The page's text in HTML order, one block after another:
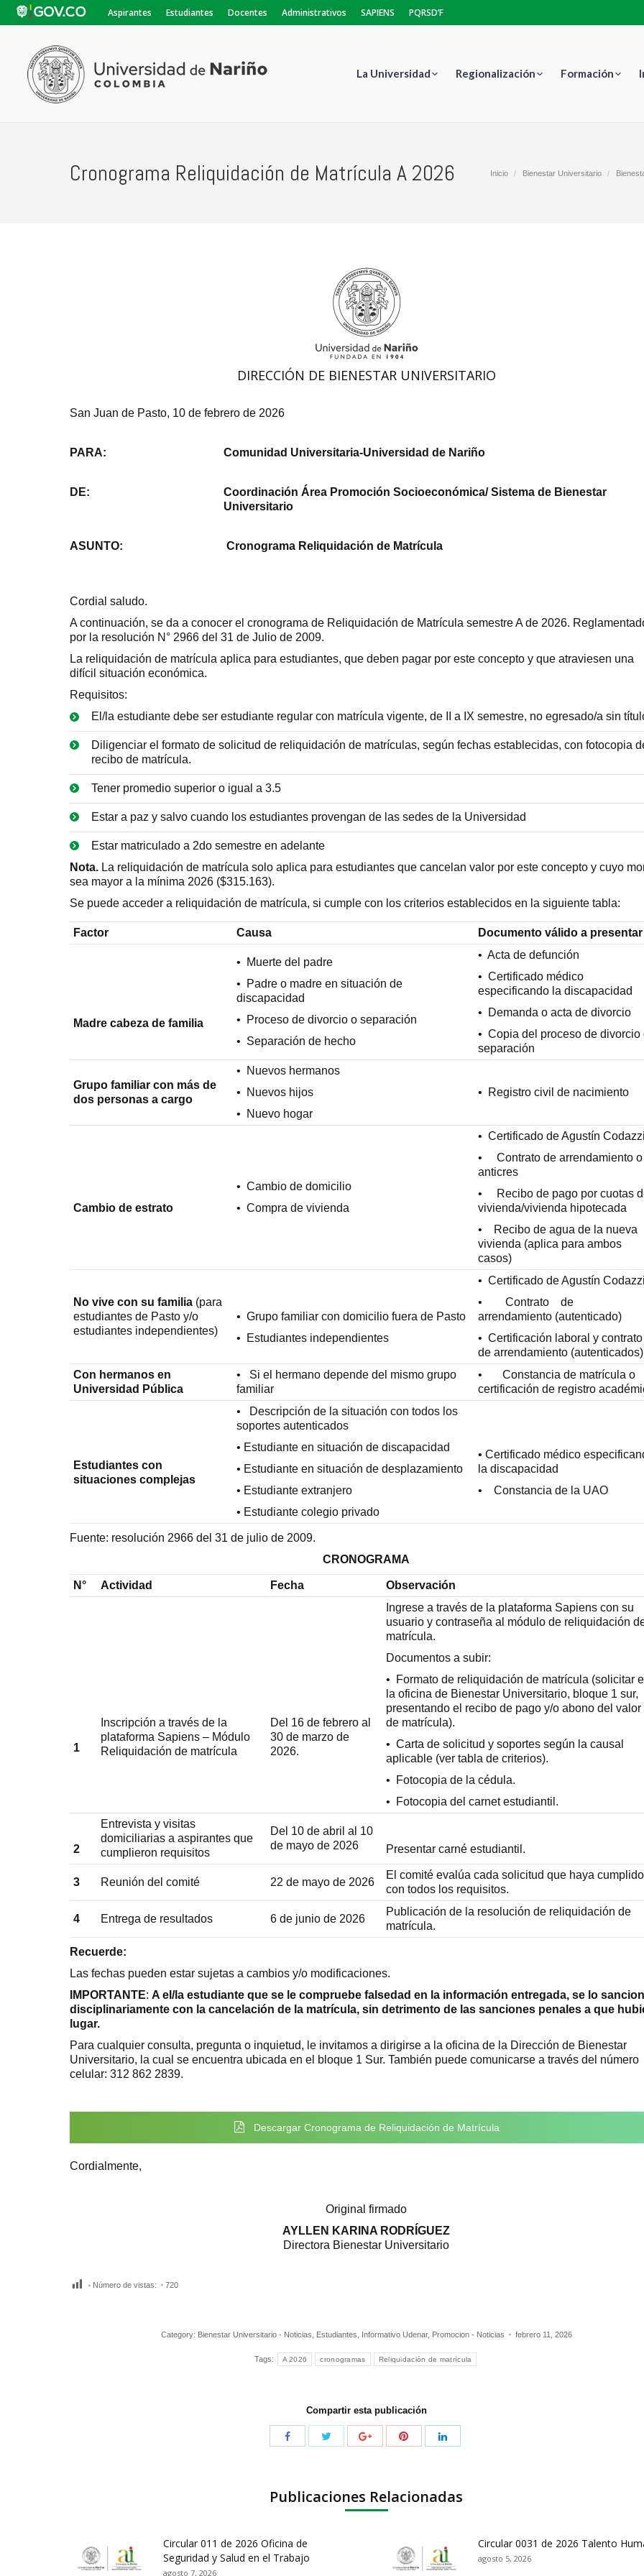
Aspirantes Estudiantes Docentes Administrativos SAPIENS PQRSD’F
La Universidad Regionalización Formación
Cronograma Reliquidación de Matrícula A 2026 Estás aquí:
Inicio Bienestar Universitario
DIRECCIÓN DE BIENESTAR UNIVERSITARIO
San Juan de Pasto, 10 de febrero de 2026
PARA: Comunidad Universitaria-Universidad de Nariño
DE:
Coordinación Área Promoción Socioeconómica/ Sistema de Bienestar
Universitario
ASUNTO: Cronograma Reliquidación de Matrícula
Cordial saludo.
A continuación, se da a conocer el cronograma de Reliquidación de Matrícula semestre A de 2026.
por la resolución N° 2966 del 31 de Julio de 2009.
La reliquidación de matrícula aplica para estudiantes, que deben pagar por este concepto y que atraviesen una
difícil situación económica.
Requisitos:
El/la estudiante debe ser estudiante regular con matrícula vigente, de II a IX semestre, no egresado/a sin
Diligenciar el formato de solicitud de reliquidación de matrículas, según fechas establecidas, con fotocopia
recibo de matrícula.
Tener promedio superior o igual a 3.5
Estar a paz y salvo cuando los estudiantes provengan de las sedes de la Universidad
Estar matriculado a 2do semestre en adelante
Nota. La reliquidación de matrícula solo aplica para estudiantes que cancelan valor por este concepto y cuyo
sea mayor a la mínima 2026 ($315.163).
Se puede acceder a reliquidación de matrícula, si cumple con los criterios establecidos en la siguiente tabla:
Factor Causa Documento válido a presentar
Madre cabeza de familia
• Muerte del padre
• Padre o madre en situación de
discapacidad
• Proceso de divorcio o separación
• Separación de hecho
• Acta de defunción
• Certificado médico
especificando la discapacidad
• Demanda o acta de divorcio
• Copia del proceso de divorcio
separación
Grupo familiar con más de
dos personas a cargo
• Nuevos hermanos
• Nuevos hijos
• Nuevo hogar
• Registro civil de nacimiento
Cambio de estrato
• Cambio de domicilio
• Compra de vivienda
• Certificado de Agustín
• Contrato de arrendamiento o
anticres
• Recibo de pago por cuotas
vivienda/vivienda hipotecada
• Recibo de agua de la nueva
vivienda (aplica para ambos
casos)
No vive con su familia (para
estudiantes de Pasto y/o
estudiantes independientes)
• Grupo familiar con domicilio fuera de Pasto
• Estudiantes independientes
• Certificado de Agustín
• Contrato de
arrendamiento (autenticado)
• Certificación laboral y contrato
de arrendamiento (autenticados)
Con hermanos en
Universidad Pública
• Si el hermano depende del mismo grupo
familiar
• Constancia de matrícula o
certificación de registro
Estudiantes con
situaciones complejas
• Descripción de la situación con todos los
soportes autenticados
• Estudiante en situación de discapacidad
• Estudiante en situación de desplazamiento
• Estudiante extranjero
• Estudiante colegio privado
• Certificado médico
la discapacidad
• Constancia de la UAO
Fuente: resolución 2966 del 31 de julio de 2009.
CRONOGRAMA
N° Actividad Fecha Observación
1
Inscripción a través de la
plataforma Sapiens – Módulo
Reliquidación de matrícula
Del 16 de febrero al
30 de marzo de
2026.
Ingrese a través de la plataforma Sapiens con su
usuario y contraseña al módulo de reliquidación
matrícula.
Documentos a subir:
• Formato de reliquidación de matrícula (solicitar
la oficina de Bienestar Universitario, bloque 1 sur,
presentando el recibo de pago y/o abono del valor
de matrícula).
• Carta de solicitud y soportes según la causal
aplicable (ver tabla de criterios).
• Fotocopia de la cédula.
• Fotocopia del carnet estudiantil.
2
Entrevista y visitas
domiciliarias a aspirantes que
cumplieron requisitos
Del 10 de abril al 10
de mayo de 2026
Presentar carné estudiantil.
3 Reunión del comité 22 de mayo de 2026
El comité evalúa cada solicitud que haya cumplido
con todos los requisitos.
4 Entrega de resultados 6 de junio de 2026
Publicación de la resolución de reliquidación de
matrícula.
Recuerde:
Las fechas pueden estar sujetas a cambios y/o modificaciones.
IMPORTANTE: A el/la estudiante que se le compruebe falsedad en la información entregada, se lo
disciplinariamente con la cancelación de la matrícula, sin detrimento de las sanciones penales a que
lugar.
Para cualquier consulta, pregunta o inquietud, le invitamos a dirigirse a la oficina de la Dirección de Bienestar
Universitario, la cual se encuentra ubicada en el bloque 1 Sur. También puede comunicarse a través del número
celular: 312 862 2839.
Descargar Cronograma de Reliquidación de Matrícula
Cordialmente,
Original firmado
AYLLEN KARINA RODRÍGUEZ
Directora Bienestar Universitario
Número de vistas: 720
Category: Bienestar Universitario - Noticias Estudiantes Informativo Udenar, Promocion - Noticias febrero 11, 2026
Tags: A 2026 cronogramas Reliquidación de matrícula
Compartir esta publicación
Publicaciones Relacionadas
Circular 011 de 2026 Oficina de
Seguridad y Salud en el Trabajo
agosto 7, 2026
Circular 0031 de 2026 Talento
agosto 5, 2026